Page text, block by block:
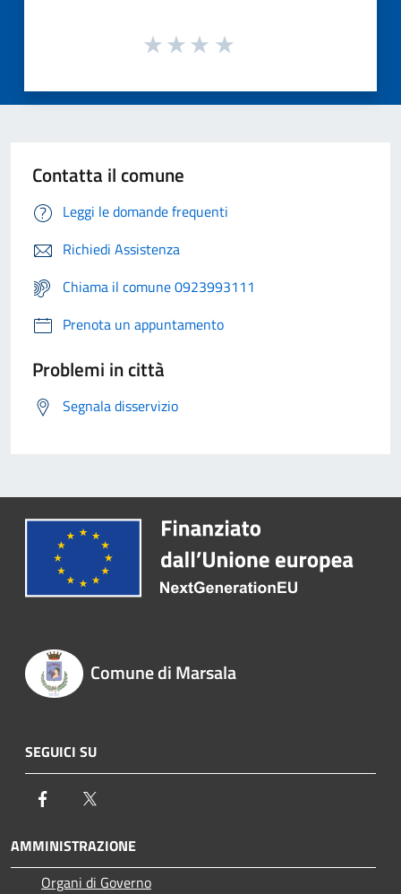
Contatta il comune
Leggi le domande frequenti
Richiedi Assistenza
Chiama il comune 0923993111
Prenota un appuntamento
Problemi in città
Segnala disservizio
Comune di Marsala
SEGUICI SU
Facebook
AMMINISTRAZIONE
Organi di Governo